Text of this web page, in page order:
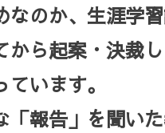
なのか、生涯学
から起案・決裁
います。
報告」を聞い